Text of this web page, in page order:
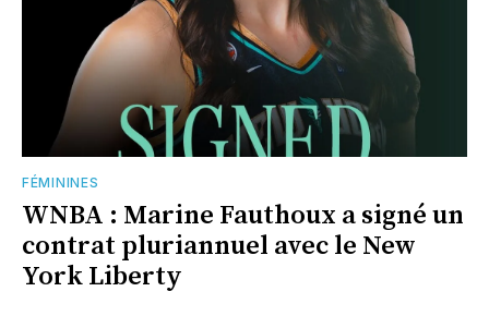
FÉMININES
WNBA : Marine Fauthoux a signé un
contrat pluriannuel avec le New
York Liberty